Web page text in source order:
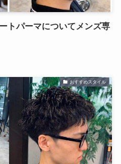
トパーマについてメンズ専
おすすめスタイル